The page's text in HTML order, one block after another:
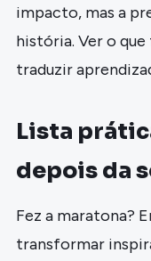
impacto, mas a
história. Ver o que
traduzir
Lista
depois da
Fez a maratona?
transformar